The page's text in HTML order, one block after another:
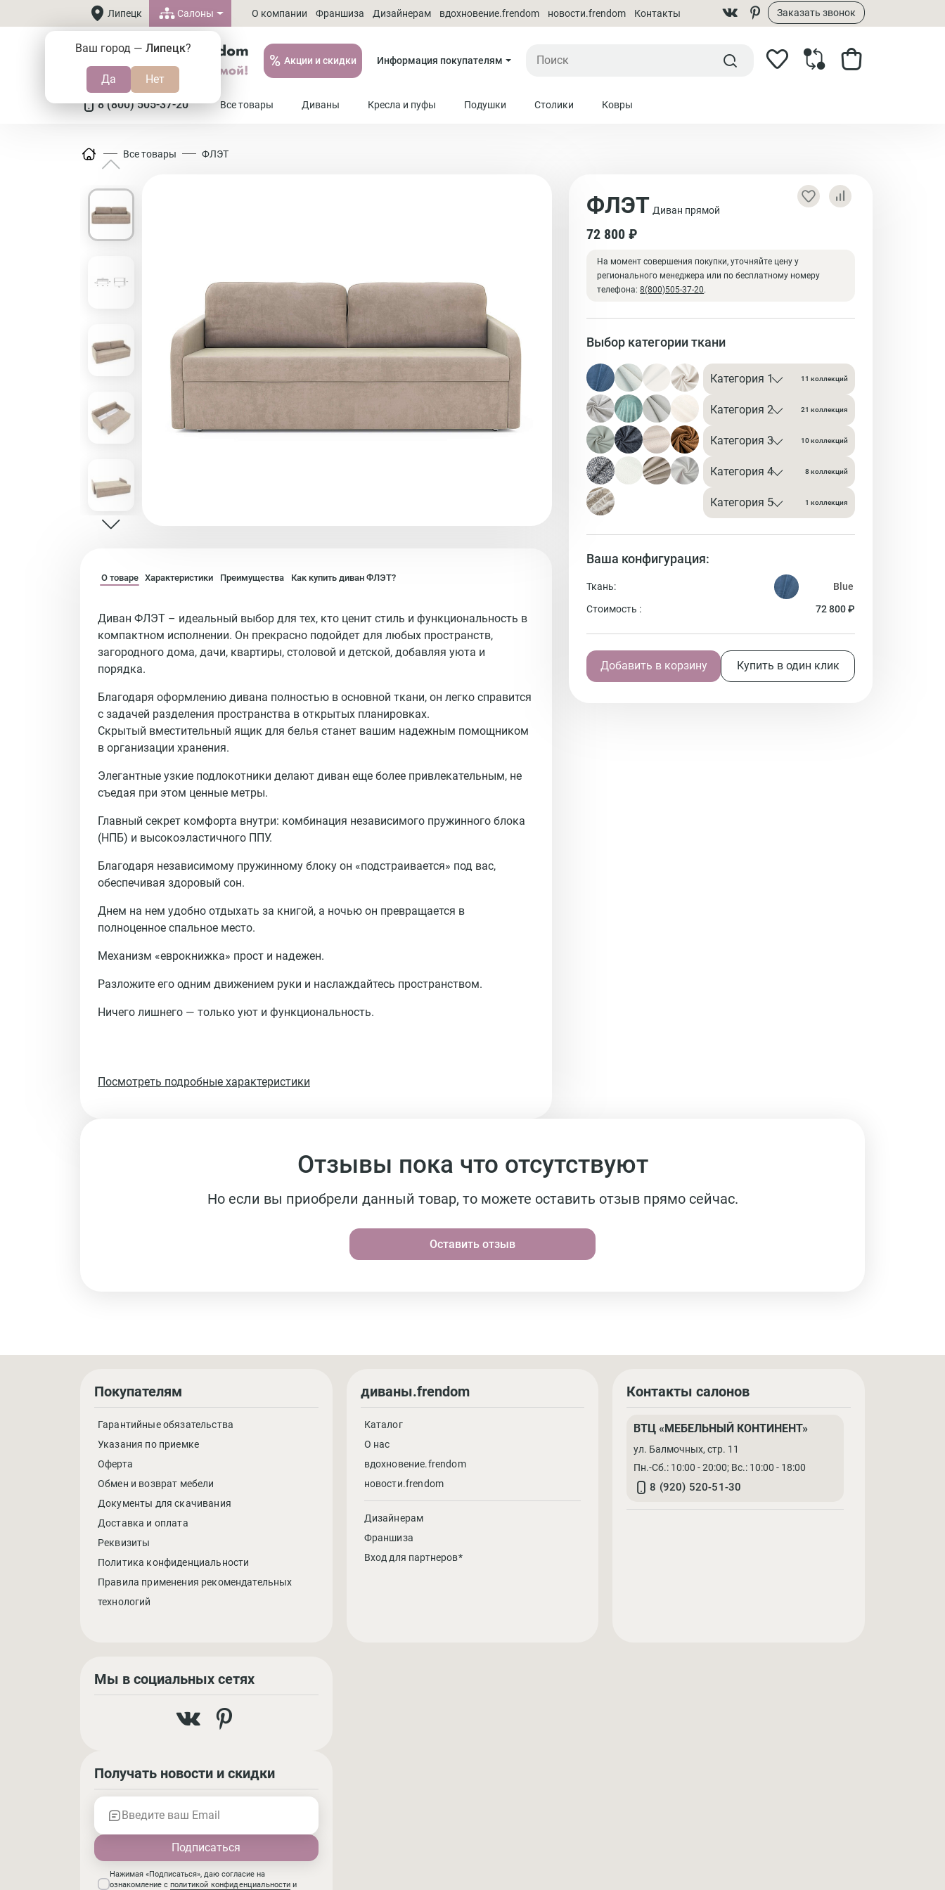
Липецк
Ваш город — Липецк?
Салоны О компании Франшиза Дизайнерам вдохновение.frendom новости.frendom Контакты Заказать звонок
% Акции и скидки Информация покупателям
8 (800) 505-37-20 Все товары Диваны Кресла и пуфы Подушки Столики Ковры
Все товары ФЛЭТ
О товаре Характеристики Преимущества Как купить диванФЛЭТ?
Диван ФЛЭТ – идеальный выбор для тех, кто ценит стиль и функциональность в
компактном исполнении. Он прекрасно подойдет для любых пространств,
загородного дома, дачи, квартиры, столовой и детской, добавляя уюта и
порядка.
Благодаря оформлению дивана полностью в основной ткани, он легко справится
с задачей разделения пространства в открытых планировках.
Скрытый вместительный ящик для белья станет вашим надежным помощником
в организации хранения.
Элегантные узкие подлокотники делают диван еще более привлекательным, не
съедая при этом ценные метры.
Главный секрет комфорта внутри: комбинация независимого пружинного блока
(НПБ) и высокоэластичного ППУ.
Благодаря независимому пружинному блоку он «подстраивается» под вас,
обеспечивая здоровый сон.
Днем на нем удобно отдыхать за книгой, а ночью он превращается в
полноценное спальное место.
Механизм «еврокнижка» прост и надежен.
Разложите его одним движением руки и наслаждайтесь пространством.
Ничего лишнего — только уют и функциональность.
Посмотреть подробные характеристики
ФЛЭТ Диван прямой
72 800 ₽
На момент совершения покупки, уточняйте цену у
регионального менеджера или по бесплатному номеру
телефона:8(800)505-37-20.
Выбор категории ткани
Категория 1 11 коллекций
Категория 2 21 коллекция
Категория 3 10 коллекций
Категория 4 8 коллекций
Категория 5 1 коллекция
Ваша конфигурация:
Ткань:
Стоимость :
72 800 ₽
Добавить в корзину Купить в один клик
Отзывы пока что отсутствуют
Но если вы приобрели данный товар, то можете оставить отзыв прямо сейчас.
Оставить отзыв
Покупателям
Гарантийные обязательства
Указания по приемке
Оферта
Обмен и возврат мебели
Документы для скачивания
Доставка и оплата
Реквизиты
Политика конфиденциальности
Правила применения рекомендательных
технологий
диваны.frendom
Каталог
О нас
вдохновение.frendom
новости.frendom
Дизайнерам
Франшиза
Вход для партнеров*
Контакты салонов
ВТЦ «МЕБЕЛЬНЫЙ КОНТИНЕНТ»
ул. Балмочных, стр. 11
Пн.-Сб.: 10:00 - 20:00; Вс.: 10:00 - 18:00
8 (920) 520-51-30
Мы в социальных сетях
Получать новости и скидки
Введите ваш Email
Нажимая «Подписаться», даю согласие на
ознакомление с политикой конфиденциальности и